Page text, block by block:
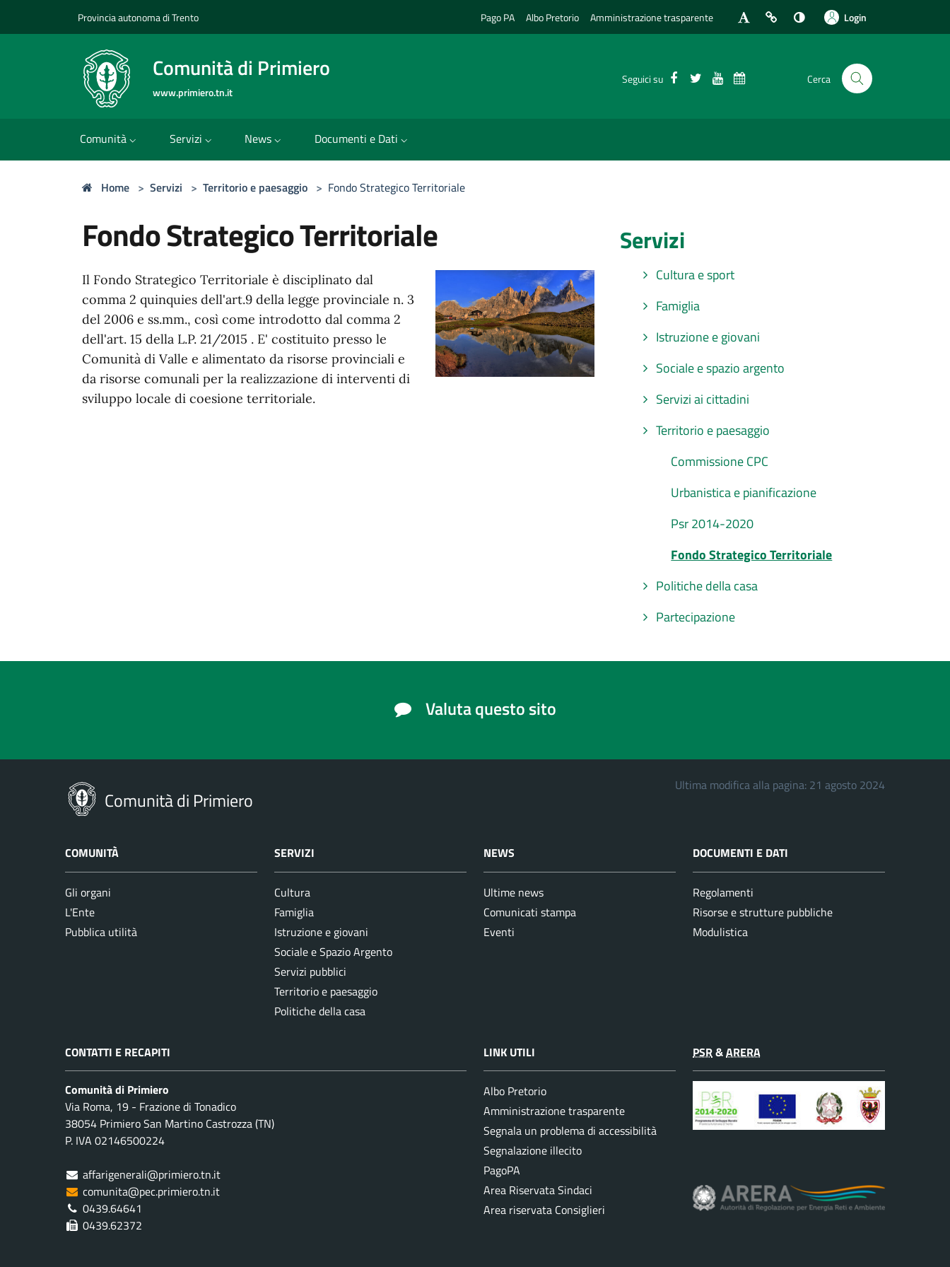
Provincia autonoma di Trento Pago PA Albo Pretorio Amministrazione trasparente Login
Comunità di Primiero
www.primiero.tn.it
Seguici su Facebook
TwitterYoutubeCalendario eventi
Cerca
Comunità Servizi News Documenti e Dati
Home > Servizi > Territorio e paesaggio > Fondo Strategico Territoriale
Fondo Strategico Territoriale
Il Fondo Strategico Territoriale è disciplinato dal
comma 2 quinquies dell'art.9 della legge provinciale n. 3
del 2006 e ss.mm., così come introdotto dal comma 2
dell'art. 15 della L.P. 21/2015 . E' costituito presso le
Comunità di Valle e alimentato da risorse provinciali e
da risorse comunali per la realizzazione di interventi di
sviluppo locale di coesione territoriale.
Servizi
Cultura e sport
Famiglia
Istruzione e giovani
Sociale e spazio argento
Servizi ai cittadini
Territorio e paesaggio
Commissione CPC
Urbanistica e pianificazione
Psr 2014-2020
Fondo Strategico Territoriale
Politiche della casa
Partecipazione
Valuta questo sito
Comunità di Primiero
Ultima modifica alla pagina: 21 agosto 2024
COMUNITÀ
Gli organi
L'Ente
Pubblica utilità
SERVIZI
Cultura
Famiglia
Istruzione e giovani
Sociale e Spazio Argento
Servizi pubblici
Territorio e paesaggio
Politiche della casa
NEWS
Ultime news
Comunicati stampa
Eventi
DOCUMENTI E DATI
Regolamenti
Risorse e strutture pubbliche
Modulistica
CONTATTI E RECAPITI
Comunità di Primiero
Via Roma, 19 - Frazione di Tonadico
38054 Primiero San Martino Castrozza (TN)
P. IVA 02146500224
affarigenerali@primiero.tn.it
comunita@pec.primiero.tn.it
0439.64641
0439.62372
LINK UTILI
Albo Pretorio
Amministrazione trasparente
Segnala un problema di accessibilità
Segnalazione illecito
PagoPA
Area Riservata Sindaci
Area riservata Consiglieri
PSR&ARERA